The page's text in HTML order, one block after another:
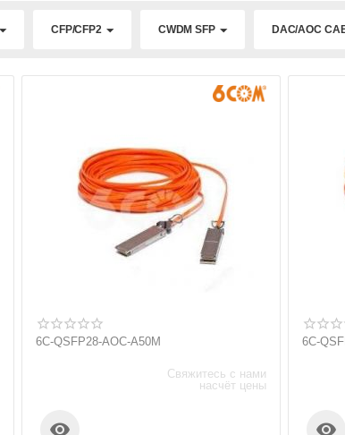
CFP/CFP2 CWDM SFP DAC/AOC
6C-QSFP28-AOC-A50M
Свяжитесь с нами
насчёт цены

6C-
